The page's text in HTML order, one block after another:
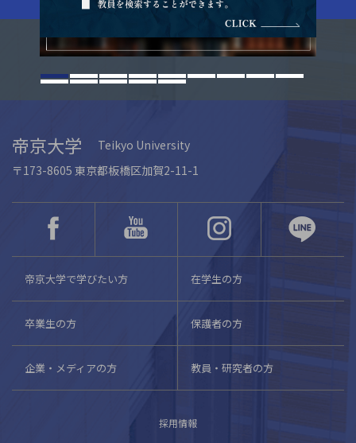
帝京大学
Teikyo University
〒173-8605 東京都板橋区加賀2-11-1
帝京大学で学びたい方 在学生の方
卒業生の方 保護者の方
企業・メディアの方 教員・研究者の方
採用情報